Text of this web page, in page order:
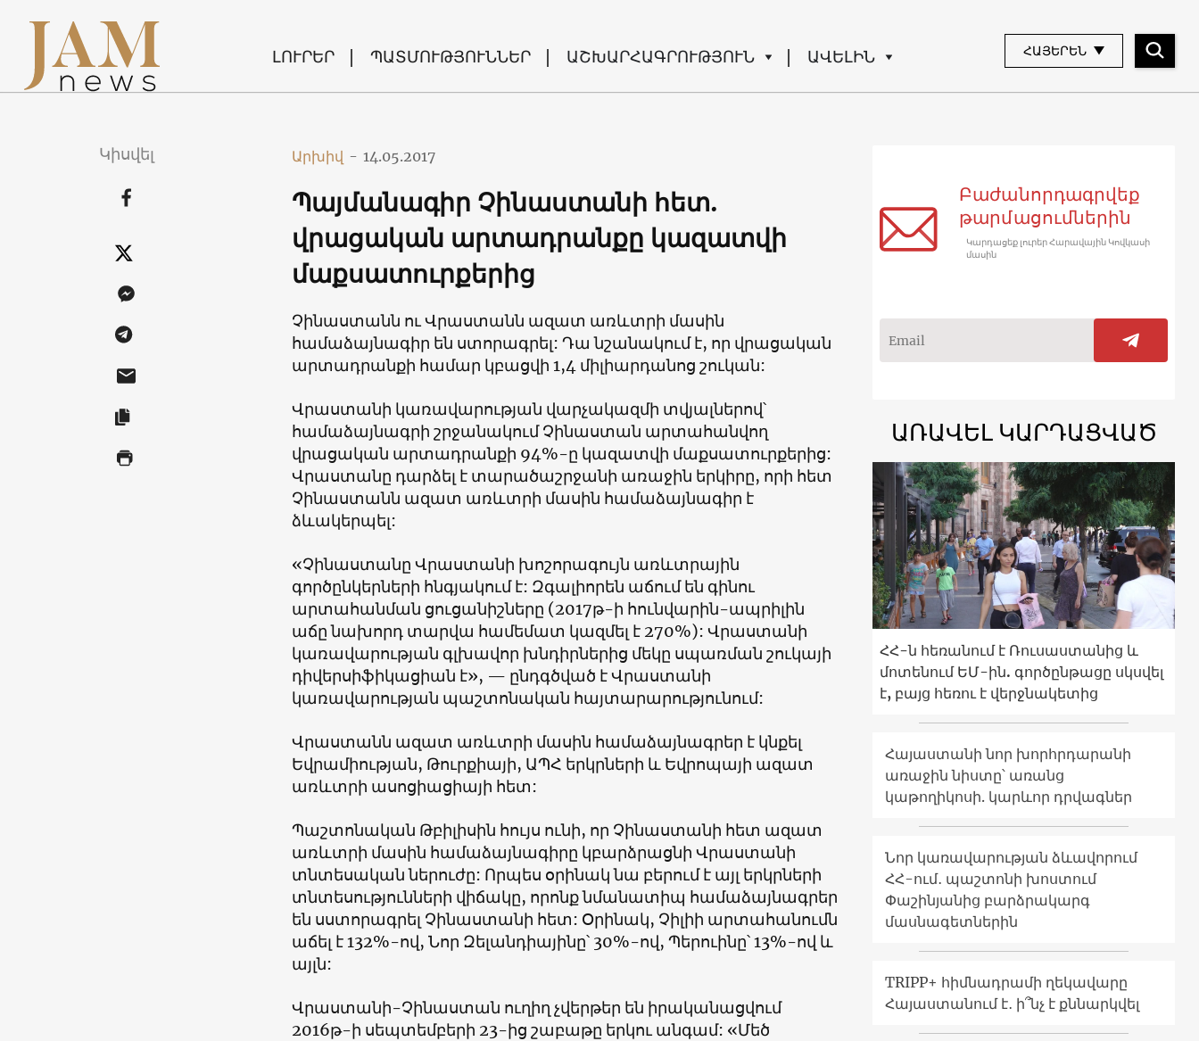
ԼՈՒՐԵՐ ՊԱՏՄՈՒԹՅՈՒՆՆԵՐ ԱՇԽԱՐՀԱԳՐՈՒԹՅՈՒՆ ԱՎԵԼԻՆ ՀԱՅԵՐԵՆ
Կիսվել Արխիվ - 14.05.2017
Պայմանագիր Չինաստանի հետ.
վրացական արտադրանքը կազատվի
մաքսատուրքերից
Չինաստանն ու Վրաստանն ազատ առևտրի մասին
համաձայնագիր են ստորագրել: Դա նշանակում է, որ վրացական
արտադրանքի համար կբացվի 1,4 միլիարդանոց շուկան:
Վրաստանի կառավարության վարչակազմի տվյալներով՝
համաձայնագրի շրջանակում Չինաստան արտահանվող
վրացական արտադրանքի 94%-ը կազատվի մաքսատուրքերից:
Վրաստանը դարձել է տարածաշրջանի առաջին երկիրը, որի հետ
Չինաստանն ազատ առևտրի մասին համաձայնագիր է
ձևակերպել:
«Չինաստանը Վրաստանի խոշորագույն առևտրային
գործընկերների հնգյակում է: Զգալիորեն աճում են գինու
արտահանման ցուցանիշները (2017թ-ի հունվարին-ապրիլին
աճը նախորդ տարվա համեմատ կազմել է 270%): Վրաստանի
կառավարության գլխավոր խնդիրներից մեկը սպառման շուկայի
դիվերսիֆիկացիան է», — ընդգծված է Վրաստանի
կառավարության պաշտոնական հայտարարությունում:
Վրաստանն ազատ առևտրի մասին համաձայնագրեր է կնքել
Եվրամիության, Թուրքիայի, ԱՊՀ երկրների և Եվրոպայի ազատ
առևտրի ասոցիացիայի հետ:
Պաշտոնական Թբիլիսին հույս ունի, որ Չինաստանի հետ ազատ
առևտրի մասին համաձայնագիրը կբարձրացնի Վրաստանի
տնտեսական ներուժը: Որպես օրինակ նա բերում է այլ երկրների
տնտեսությունների վիճակը, որոնք նմանատիպ համաձայնագրեր
են սստորագրել Չինաստանի հետ: Օրինակ, Չիլիի արտահանումն
աճել է 132%-ով, Նոր Զելանդիայինը՝ 30%-ով, Պերուինը՝ 13%-ով և
այլն:
Վրաստանի-Չինաստան ուղիղ չվերթեր են իրականացվում
2016թ-ի սեպտեմբերի 23-ից շաբաթը երկու անգամ: «Մեծ
Բաժանորդագրվեք
թարմացումներին
Կարդացեք լուրեր Հարավային Կովկասի
մասին
ԱՌԱՎԵԼ ԿԱՐԴԱՑՎԱԾ
ՀՀ-ն հեռանում է Ռուսաստանից և
մոտենում ԵՄ-ին. գործընթացը սկսվել
է, բայց հեռու է վերջնակետից
Հայաստանի նոր խորհրդարանի
առաջին նիստը՝ առանց
կաթողիկոսի. կարևոր դրվագներ
Նոր կառավարության ձևավորում
ՀՀ-ում․ պաշտոնի խոստում
Փաշինյանից բարձրակարգ
մասնագետներին
TRIPP+ հիմնադրամի ղեկավարը
Հայաստանում է․ ի՞նչ է քննարկվել